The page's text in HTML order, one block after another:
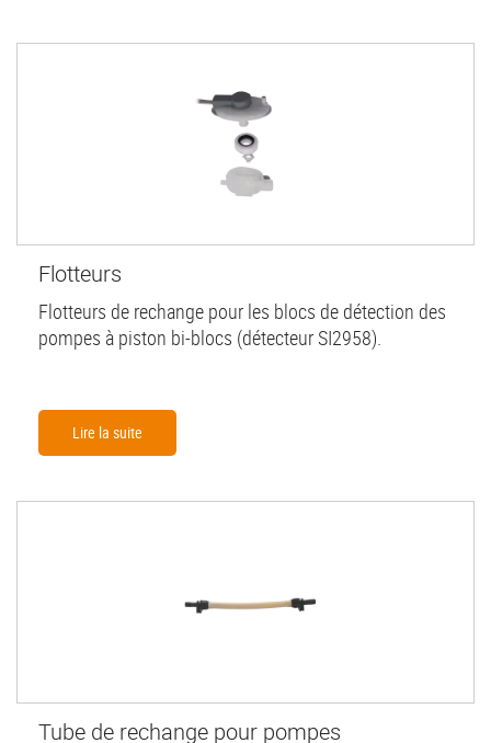
Flotteurs
Flotteurs de rechange pour les blocs de détection des
pompes à piston bi-blocs (détecteur SI2958).
Lire la suite
Tube de rechange pour pompes